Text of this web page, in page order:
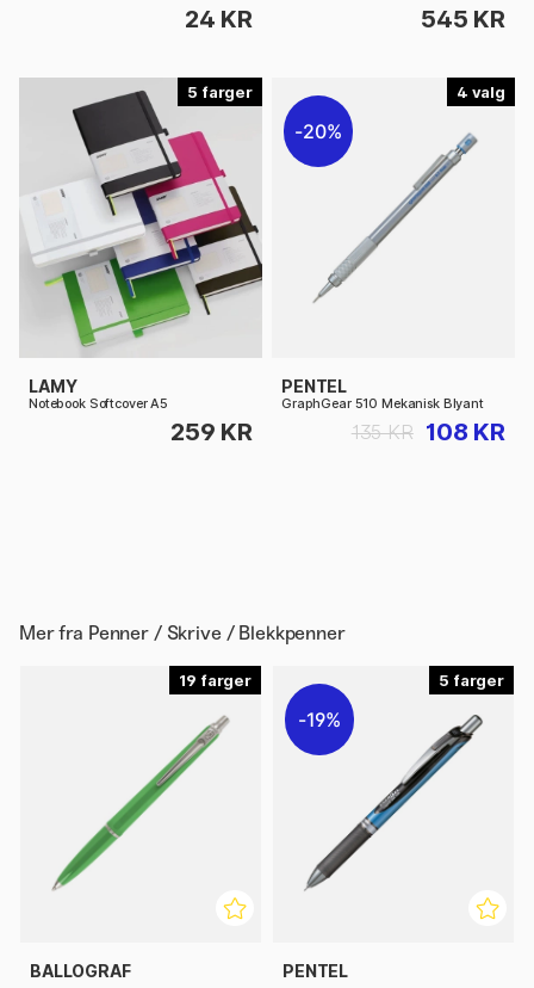
24 KR 545 KR
5
LAMY
Notebook Softcover A5
259 KR
4
20%
PENTEL
GraphGear 510 Mekanisk Blyant
108 KR
135 KR
Mer fra Penner / Skrive / Blekkpenner
19
BALLOGRAF
5
19%
PENTEL